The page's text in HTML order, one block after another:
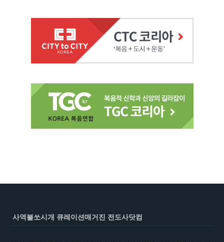
사역불쏘시개 큐레이션매거진 전도사닷컴